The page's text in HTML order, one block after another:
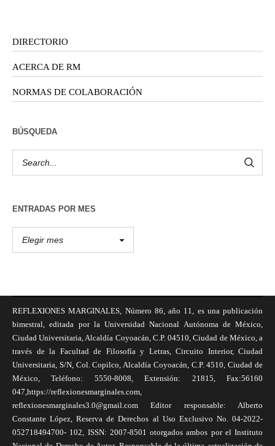
DIRECTORIO
ACERCA DE RM
NORMAS DE COLABORACIÓN
BÚSQUEDA
ENTRADAS POR MES
REFLEXIONES MARGINALES, Número 86, año 11, es una publicación
bimestral, editada por la Universidad Nacional Autónoma de México,
Ciudad Universitaria, Alcaldía Coyoacán, C.P. 04510, Ciudad de México, a
través de la Facultad de Filosofía y Letras, Circuito Interior, Ciudad
Universitaria, S/N, Col. Copilco, Alcaldía Coyoacán, C.P. 4510, Ciudad de
México, Teléfono: 5550-8008, Extensión: 21815, Fax:56160
047,https://reflexionesmarginales.com,
reflexionesmarginales3.0@gmail.com Editor responsable: Alberto
Constante López, Reserva de Derechos al Uso Exclusivo No. 04-2022-
052718494700- 102, ISSN: 2007-8501 otorgados ambos por el Instituto